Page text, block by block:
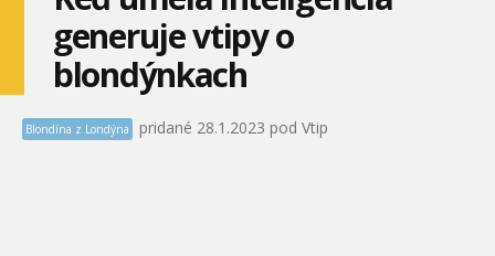
generuje vtipy o
blondýnkach
Blondína z Londýna pridané 28.1.2023 pod Vtip